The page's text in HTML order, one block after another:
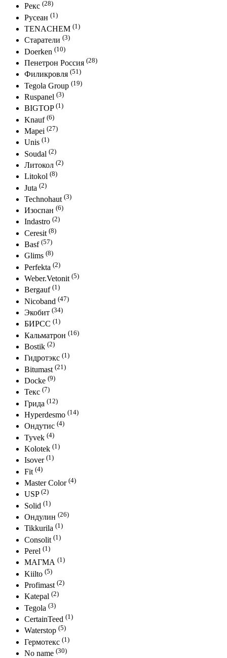
Рекс (28)
Русеан (1)
TENACHEM (1)
Старатели (3)
Doerken (10)
Пенетрон Россия (28)
Филикровля (51)
Tegola Group (19)
Ruspanel (3)
BIGTOP (1)
Knauf (6)
Mapei (27)
Unis (1)
Soudal (2)
Литокол (2)
Litokol (8)
Juta (2)
Technohaut (3)
Изоспан (6)
Indastro (2)
Ceresit (8)
Basf (57)
Glims (8)
Perfekta (2)
Weber.Vetonit (5)
Bergauf (1)
Nicoband (47)
Экобит (34)
БИРСС (1)
Кальматрон (16)
Bostik (2)
Гидротэкс (1)
Bitumast (21)
Docke (9)
Текс (7)
Грида (12)
Hyperdesmo (14)
Ондутис (4)
Tyvek (4)
Kolotek (1)
Isover (1)
Fit (4)
Master Color (4)
USP (2)
Solid (1)
Ондулин (26)
Tikkurila (1)
Consolit (1)
Perel (1)
МАГМА (1)
Kiilto (5)
Profimast (2)
Katepal (2)
Tegola (3)
CertainTeed (1)
Waterstop (5)
Гермотекс (1)
No name (30)